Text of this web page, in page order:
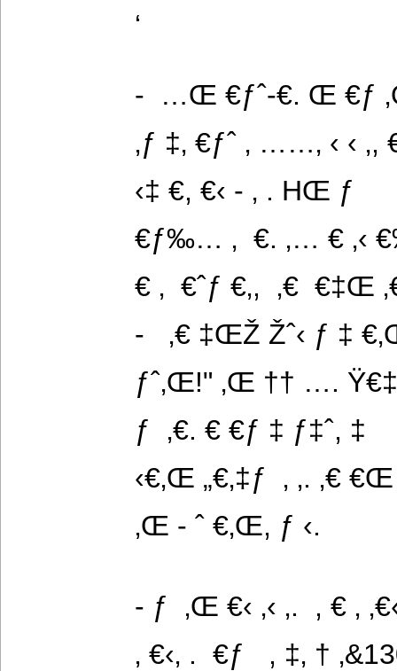
‘
-  …Œ €ƒˆ-€. Œ €ƒ
‚ƒ ‡‚ €ƒˆ ‚ ……‚ ‹ ‹ ‚,
‹‡ €, €‹ - ‚ . HŒ ƒ
€ƒ‰… ‚  €. ‚… € ‚‹
€ ‚  €ˆƒ €‚,  ‚€  €‡Œ
-   ‚€ ‡ŒŽ Žˆ‹ ƒ
ƒˆ‚Œ!" ‚Œ †† …. Ÿ€‡
ƒ  ‚€. € €ƒ ‡ ƒ‡ˆ, ‡
‹€‚Œ „€‚‡ƒ  ‚ ‚. ‚€
‚Œ - ˆ €‚Œ, ƒ ‹.
- ƒ  ‚Œ €‹ ‚‹ ‚.  , € ‚
‚ €‹‚ .  €ƒ   , ‡‚ †